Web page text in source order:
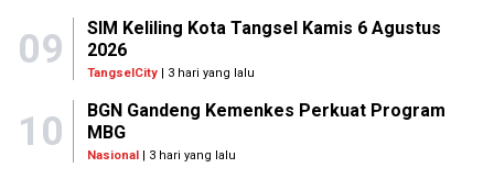
09
SIM Keliling Kota Tangsel Kamis 6 Agustus
2026
TangselCity| 3 hari yang lalu
10
BGN Gandeng Kemenkes Perkuat Program
MBG
Nasional| 3 hari yang lalu